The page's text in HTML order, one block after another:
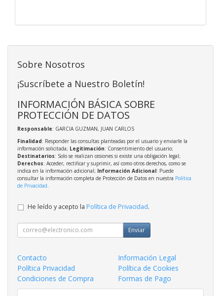
Sobre Nosotros
¡Suscríbete a Nuestro Boletín!
INFORMACIÓN BÁSICA SOBRE
PROTECCIÓN DE DATOS
Responsable: GARCIA GUZMAN, JUAN CARLOS
Finalidad: Responder las consultas planteadas por el usuario y enviarle la
información solicitada; Legitimación: Consentimiento del usuario;
Destinatarios: Solo se realizan cesiones si existe una obligación legal;
Derechos: Acceder, rectificar y suprimir, así como otros derechos, como se
indica en la información adicional; Información Adicional: Puede
consultar la información completa de Protección de Datos en nuestra Política
de Privacidad
He leído y acepto la Política de Privacidad.
Enviar
Contacto
Información Legal
Política Privacidad
Política de Cookies
Condiciones de Compra
Formas de Pago